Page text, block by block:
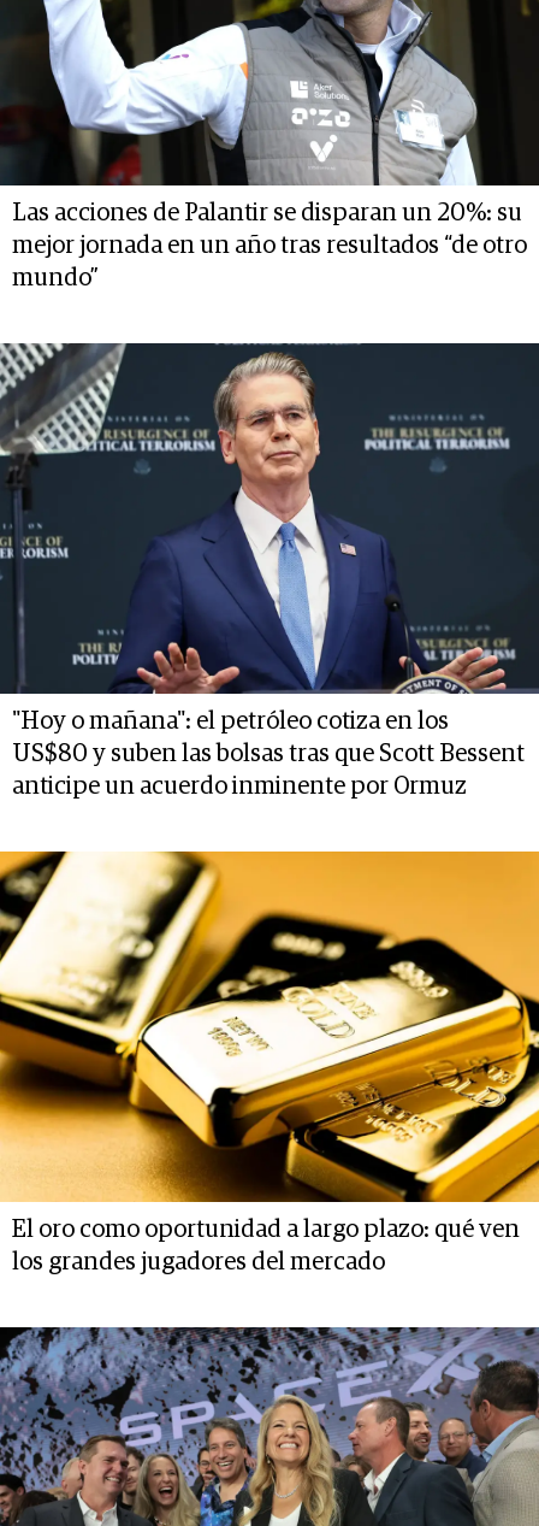
Las acciones de Palantir se disparan un 20%: su
mejor jornada en un año tras resultados “de otro
mundo”
"Hoy o mañana": el petróleo cotiza en los
US$80 y suben las bolsas tras que Scott Bessent
anticipe un acuerdo inminente por Ormuz
El oro como oportunidad a largo plazo: qué ven
los grandes jugadores del mercado